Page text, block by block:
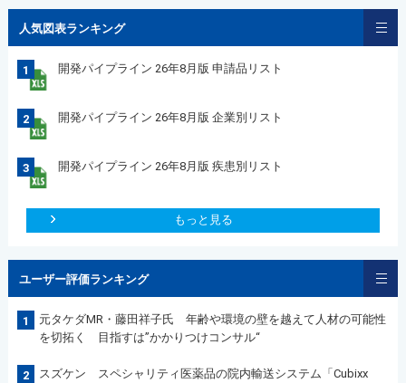
人気図表ランキング
1 開発パイプライン 26年8月版 申請品リスト
2 開発パイプライン 26年8月版 企業別リスト
3 開発パイプライン 26年8月版 疾患別リスト
もっと見る
ユーザー評価ランキング
1
元タケダMR・藤田祥子氏 年齢や環境の壁を越えて人材の可能性
を切拓く 目指すは”かかりつけコンサル“
2
スズケン スペシャリティ医薬品の院内輸送システム「Cubixx